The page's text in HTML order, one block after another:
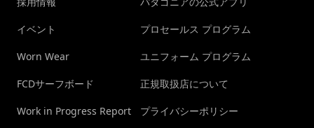
イベント
Worn Wear
FCDサーフボード
Work in Progress Report
プロセールス プログラム
ユニフォーム プログラム
正規取扱店について
プライバシーポリシー